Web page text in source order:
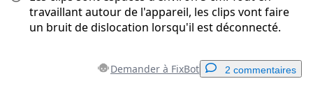
travaillant autour de l'appareil, les clips vont faire
un bruit de dislocation lorsqu'il est déconnecté.
Demander à FixBot 2 commentaires